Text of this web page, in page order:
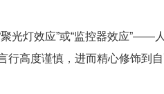
光灯效应”或“监控器效应”——
行高度谨慎，进而精心修饰到